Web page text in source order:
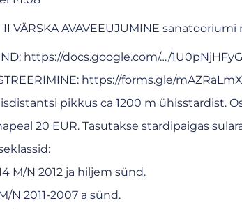
VÄRSKA AVAVEEUJUMINE sanatooriumi
https://docs.google.com/…/
https://forms.gle/
pikkus ca 1200 m ühisstardist.
20 EUR. Tasutakse stardipaigas
M/N 2012 ja hiljem sünd.
N 2011-2007 a sünd.